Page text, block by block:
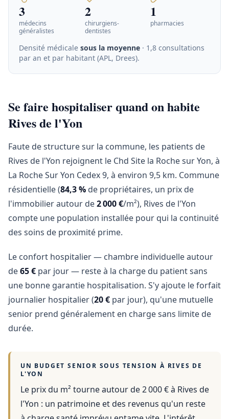
3
médecins
généralistes
2
chirurgiens-
dentistes
1
pharmacies
Densité médicale sous la moyenne · 1,8 consultations
par an et par habitant (APL, Drees).
Se faire hospitaliser quand on habite
Rives de l'Yon
Faute de structure sur la commune, les patients de
Rives de l'Yon rejoignent le Chd Site la Roche sur Yon, à
La Roche Sur Yon Cedex 9, à environ 9,5 km. Commune
résidentielle (84,3 % de propriétaires, un prix de
l'immobilier autour de2 000 €/m²), Rives de l'Yon
compte une population installée pour qui la continuité
des soins de proximité prime.
Le confort hospitalier — chambre individuelle autour
de65 € par jour — reste à la charge du patient sans
une bonne garantie hospitalisation. S'y ajoute le forfait
journalier hospitalier (20 € par jour), qu'une mutuelle
senior prend généralement en charge sans limite de
durée.
UN BUDGET SENIOR SOUS TENSION À RIVES DE
L'YON
Le prix du m² tourne autour de 2 000 €à Rives de
l'Yon : un patrimoine et des revenus qu'un reste